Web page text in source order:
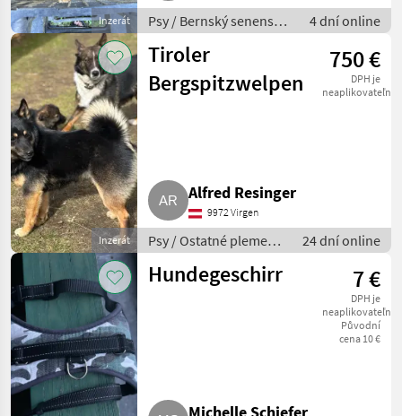
Inzerát
Psy / Bernský senenský
pes
4 dní online
Inzerát
Tiroler
Bergspitzwelpen
750 €
DPH je
neaplikovateľné
Alfred Resinger
9972 Virgen
Psy / Ostatné plemená
psov
24 dní online
Hundegeschirr 7 €
DPH je
neaplikovateľné
Původní
cena 10 €